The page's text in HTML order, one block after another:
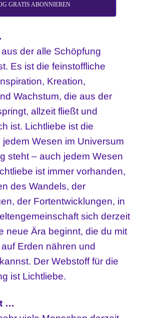
GRATIS ABONNIEREN
der alle Schöpfung
Es ist die feinstoffliche
Kreation,
Wachstum, die aus der
allzeit fließt und
ist. Lichtliebe ist die
jedem Wesen im Universum
steht – auch jedem Wesen
ist immer vorhanden,
des Wandels, der
der Fortentwicklungen, in
sich derzeit
neue Ära beginnt, die du mit
Erden nähren und
Der Webstoff für die
ist Lichtliebe.
…